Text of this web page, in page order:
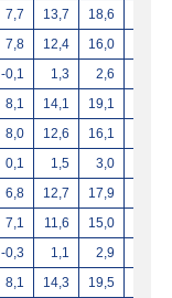
7,7 13,7
18,6
7,8 12,4
16,0
-0,1 1,3
2,6
8,1 14,1
19,1
8,0 12,6
16,1
0,1 1,5
3,0
6,8 12,7
17,9
7,1 11,6
15,0
-0,3 1,1
2,9
8,1 14,3
19,5